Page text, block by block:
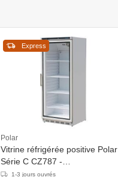
Express
Polar
Vitrine réfrigérée positive Polar
Série C CZ787 -
777x735x(H)1895mm - 2°C à
1-3 jours ouvrés